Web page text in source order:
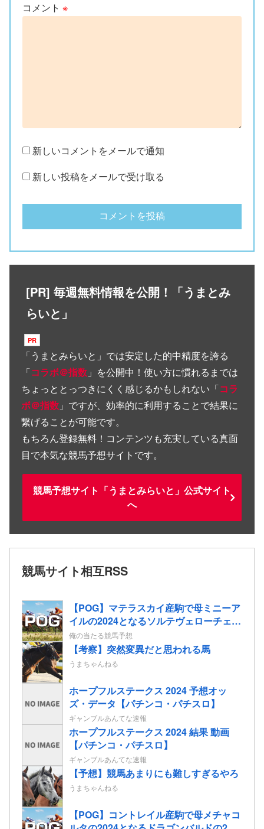
コメント ※
新しいコメントをメールで通知
新しい投稿をメールで受け取る
[PR] 毎週無料情報を公開！「うまとみ
らいと」
「うまとみらいと 」では安定した的中精度を誇る
「コラボ＠指数 」を公開中！使い方に慣れるまでは
ちょっととっつきにくく感じるかもしれない「コラ
ボ＠指数 」ですが、効率的に利用することで結果に
繋げることが可能です。
もちろん登録無料！コンテンツも充実している真面
目で本気な競馬予想サイトです。
競馬予想サイト「うまとみらいと」公式サイト
へ
競馬サイト相互RSS
【POG】マテラスカイ産駒で母ミニーア
イルの2024となるソルテヴェローチェの
2歳情報
俺の当たる競馬予想
【考察】突然変異だと思われる馬
うまちゃんねる
ホープフルステークス 2024 予想オッ
ズ・データ【パチンコ・パチスロ】
ギャンブルあんてな速報
ホープフルステークス 2024 結果 動画
【パチンコ・パチスロ】
ギャンブルあんてな速報
【予想】競馬あまりにも難しすぎるやろ
うまちゃんねる
【POG】コントレイル産駒で母メチャコ